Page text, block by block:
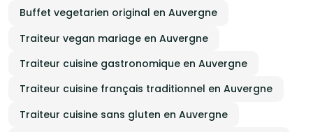
Buffet vegetarien original en Auvergne
Traiteur vegan mariage en Auvergne
Traiteur cuisine gastronomique en Auvergne
Traiteur cuisine français traditionnel en Auvergne
Traiteur cuisine sans gluten en Auvergne